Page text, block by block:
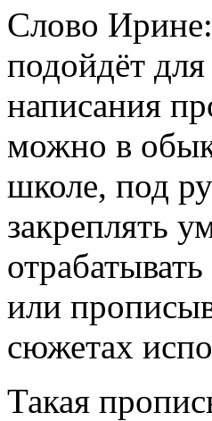
Слово
подойдёт
написания
можно в
школе, под
закреплять
или
сюжетах
Такая